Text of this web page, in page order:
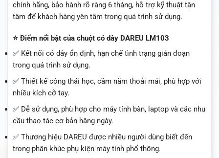
chính hãng, bảo hành rõ ràng 6 tháng, hỗ trợ kỹ thuật tận
tâm để khách hàng yên tâm trong quá trình sử dụng.
⭐ Điểm nổi bật của chuột có dây DAREU LM103
✅ Kết nối có dây ổn định, hạn chế tình trạng gián đoạn
trong quá trình sử dụng.
✅ Thiết kế công thái học, cầm nắm thoải mái, phù hợp với
nhiều kích cỡ tay.
✅ Dễ sử dụng, phù hợp cho máy tính bàn, laptop và các nhu
cầu thao tác cơ bản hằng ngày.
✅ Thương hiệu DAREU được nhiều người dùng biết đến
trong phân khúc phụ kiện máy tính phổ thông.